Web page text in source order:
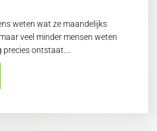
weten wat ze maandelijks
veel minder mensen weten
ontstaat.…